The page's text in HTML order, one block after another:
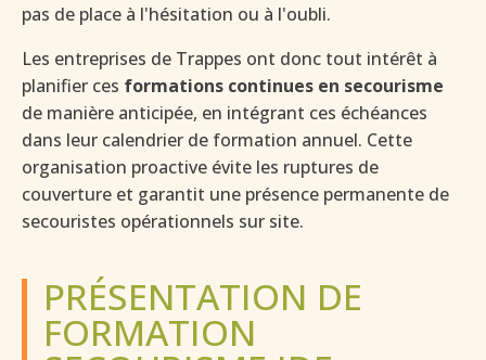
pas de place à l'hésitation ou à l'oubli.
Les entreprises de Trappes ont donc tout intérêt à
planifier ces formations continues en secourisme
de manière anticipée, en intégrant ces échéances
dans leur calendrier de formation annuel. Cette
organisation proactive évite les ruptures de
couverture et garantit une présence permanente de
secouristes opérationnels sur site.
PRÉSENTATION DE
FORMATION